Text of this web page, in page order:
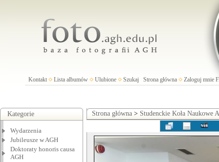
Kontakt Lista albumów Ulubione Szukaj Strona główna Zaloguj mnie
Kategorie
Wydarzenia
Jubileusze w AGH
Doktoraty honoris causa
AGH
Strona główna > Studenckie Koła Naukowe